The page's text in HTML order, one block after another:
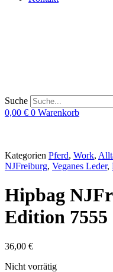
Suche
0,00 € 0 Warenkorb
Kategorien Pferd, Work,
NJFreiburg, Veganes Leder,
Hipbag
Edition 7555
36,00 €
Nicht vorrätig